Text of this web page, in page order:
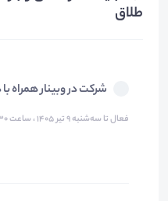
طلاق
شرکت در وبینار همراه
فعال تا سه‌شنبه ۹ تیر ۱۴۰۵ ، ساعت ۰۸:۳۰